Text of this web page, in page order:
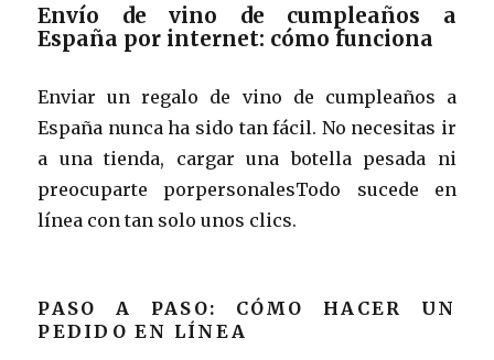
Envío de vino de cumpleaños a
España por internet: cómo funciona
Enviar un regalo de vino de cumpleaños a
España nunca ha sido tan fácil. No necesitas ir
a una tienda, cargar una botella pesada ni
preocuparte porpersonalesTodo sucede en
línea con tan solo unos clics.
PASO A PASO: CÓMO HACER UN
PEDIDO EN LÍNEA